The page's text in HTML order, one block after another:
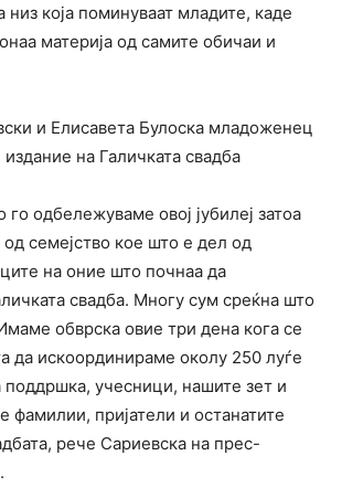
низ која поминуваат младите, каде
материја од самите обичаи и
и Елисавета Булоска младоженец
на Галичката свадба
одбележуваме овој јубилеј затоа
семејство кое што е дел од
на оние што почнаа да
свадба. Многу сум среќна што
обврска овие три дена кога се
да искоординираме околу 250 луѓе
поддршка, учесници, нашите зет и
фамилии, пријатели и останатите
рече Сариевска на прес-